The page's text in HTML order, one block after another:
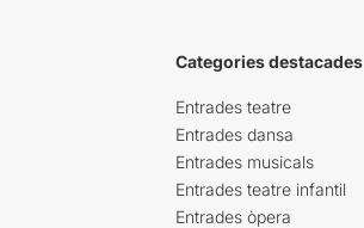
Categories destacades
Entrades teatre
Entrades dansa
Entrades musicals
Entrades teatre infantil
Entrades òpera